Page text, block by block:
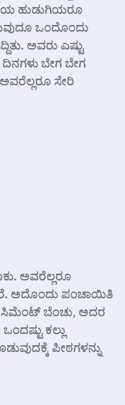
ಹುಡುಗಿಯರೂ
ಒಂದೊಂದು
ಅವರು ಎಷ್ಟು
ಬೇಗ ಬೇಗ
ಸೇರಿ
ಅವರೆಲ್ಲರೂ
ಅದೊಂದು ಪಂಚಾಯಿತಿ
ಸಿಮೆಂಟ್ ಬೆಂಚು, ಅದರ
ಕಲ್ಲು
ಪೀಠಗಳನ್ನು